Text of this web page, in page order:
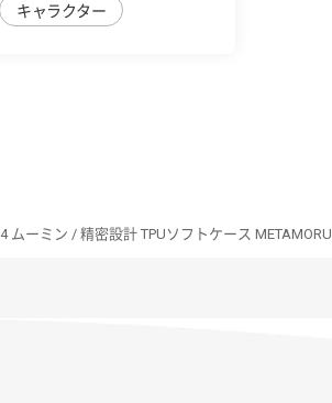
キャラクター
ムーミン / 精密設計 TPUソフトケース METAMORU